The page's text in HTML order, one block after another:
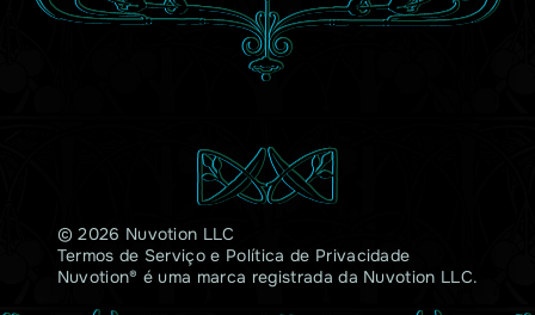
© 2026 Nuvotion LLC
Termos de Serviço e Política de Privacidade
Nuvotion® é uma marca registrada da Nuvotion LLC.